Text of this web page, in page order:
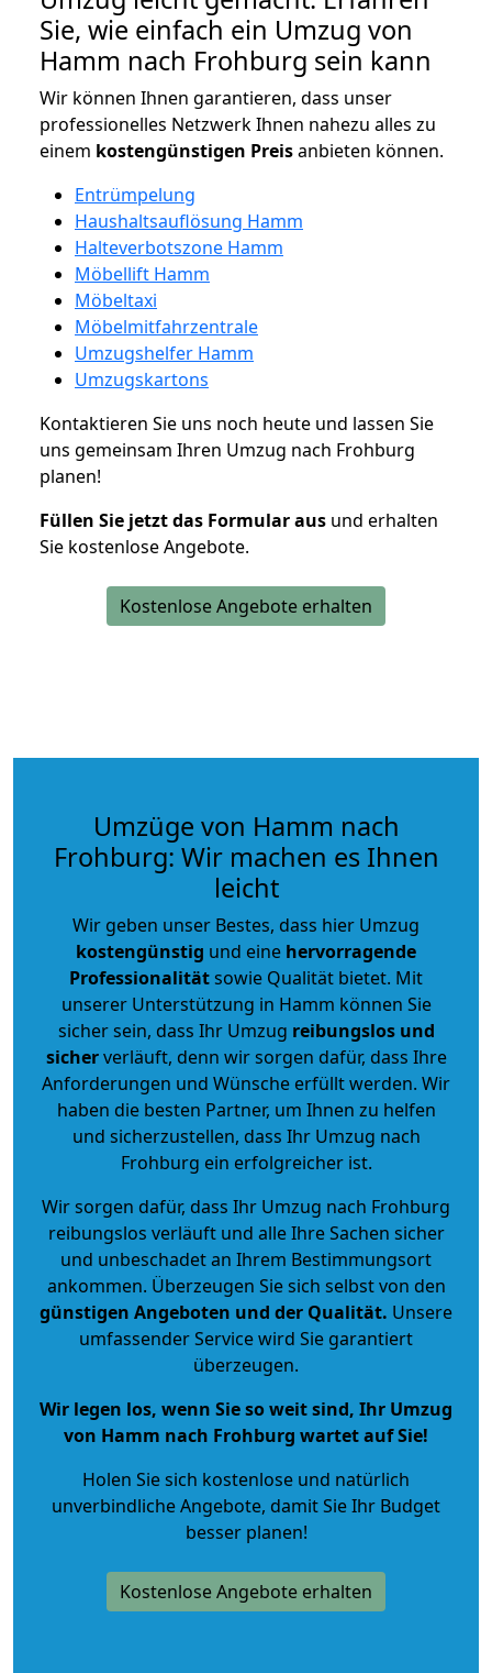
Sie, wie einfach ein Umzug von
Hamm nach Frohburg sein kann
Wir können Ihnen garantieren, dass unser
professionelles Netzwerk Ihnen nahezu alles zu
einem kostengünstigen Preisanbieten können.
Entrümpelung
Haushaltsauflösung Hamm
Halteverbotszone Hamm
Möbellift Hamm
Möbeltaxi
Möbelmitfahrzentrale
Umzugshelfer Hamm
Umzugskartons
Kontaktieren Sie uns noch heute und lassen Sie
uns gemeinsam Ihren Umzug nach Frohburg
planen!
Füllen Sie jetzt das Formular aus und erhalten
Sie kostenlose Angebote.
Kostenlose Angebote erhalten
Umzüge von Hamm nach
Frohburg: Wir machen es Ihnen
leicht
Wir geben unser Bestes, dass hier Umzug
kostengünstig und eine hervorragende
Professionalitätsowie Qualität bietet. Mit
unserer Unterstützung in Hamm können Sie
sicher sein, dass Ihr Umzug reibungslos und
sicherverläuft, denn wir sorgen dafür, dass Ihre
Anforderungen und Wünsche erfüllt werden. Wir
haben die besten Partner, um Ihnen zu helfen
und sicherzustellen, dass Ihr Umzug nach
Frohburg ein erfolgreicher ist.
Wir sorgen dafür, dass Ihr Umzug nach Frohburg
reibungslos verläuft und alle Ihre Sachen sicher
und unbeschadet an Ihrem Bestimmungsort
ankommen. Überzeugen Sie sich selbst von den
günstigen Angeboten und der Qualität. Unsere
umfassender Service wird Sie garantiert
überzeugen.
Wir legen los, wenn Sie so weit sind, Ihr Umzug
von Hamm nach Frohburg wartet auf Sie!
Holen Sie sich kostenlose und natürlich
unverbindliche Angebote, damit Sie Ihr Budget
besser planen!
Kostenlose Angebote erhalten